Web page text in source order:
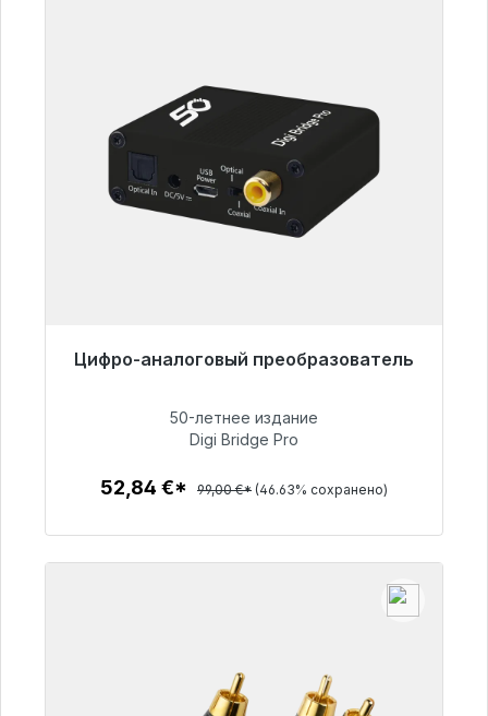
Цифро-аналоговый преобразователь
Готовы к немедленной отправке, срок
52,84 €
50-летнее издание
Digi Bridge Pro
52,84 €* 99,00 €* (46.63% сохранено)